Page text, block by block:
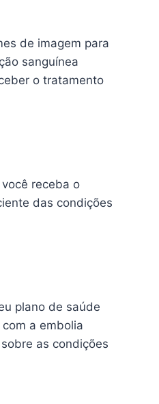
de imagem para
sanguínea
o tratamento
receba o
das condições
plano de saúde
a embolia
as condições